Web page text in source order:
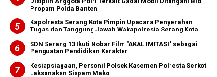
Propam Polda Banten
Kapolresta Serang Kota Pimpin Upacara Penyerahan
Tugas dan Tanggung Jawab Wakapolresta Serang Kota
SDN Serang 13 Ikuti Nobar Film "AKAL IMITASI" sebagai
Penguatan Pendidikan Karakter
Kesiapsiagaan, Personil Polsek Kasemen Polresta Serkot
Laksanakan Sispam Mako